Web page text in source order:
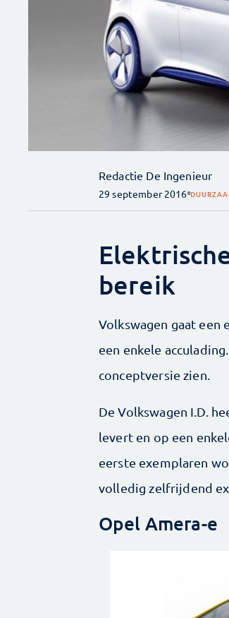
Redactie De Ingenieur
29 september 2016
bereik
Volkswagen gaat
een enkele
conceptversie zien.
De Volkswagen I.D.
levert en op een
eerste exemplaren
volledig zelfrijdend
Opel Amera-e